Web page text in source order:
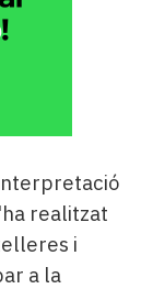
realitzat
i
a la